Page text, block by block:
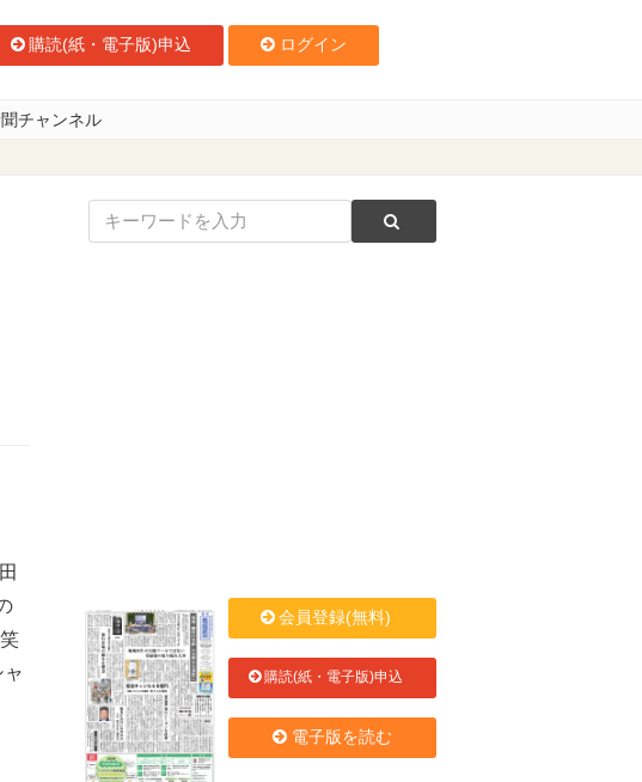
購読(紙・電子版)申込 ログイン
チャンネル
会員登録(無料)
購読(紙・電子版)申込
電子版を読む